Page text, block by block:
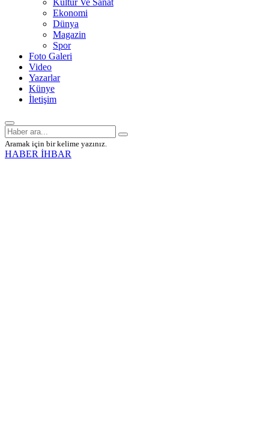
Kültür Ve Sanat
Ekonomi
Dünya
Magazin
Spor
Foto Galeri
Video
Yazarlar
Künye
İletişim
Aramak için bir kelime yazınız.
HABER İHBAR